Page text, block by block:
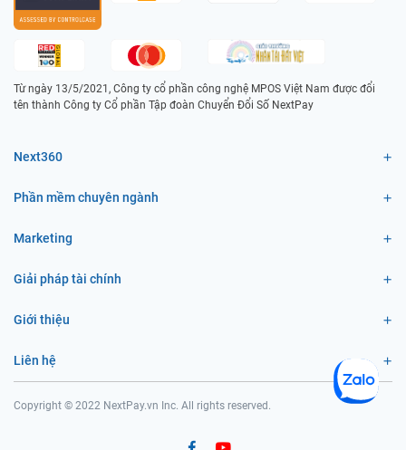
Từ ngày 13/5/2021, Công ty cổ phần công nghệ MPOS Việt Nam được đổi
tên thành Công ty Cổ phần Tập đoàn Chuyển Đổi Số NextPay
Next360
Phần mềm chuyên ngành
Marketing
Giải pháp tài chính
Giới thiệu
Liên hệ
Copyright © 2022 NextPay.vn Inc. All rights reserved.